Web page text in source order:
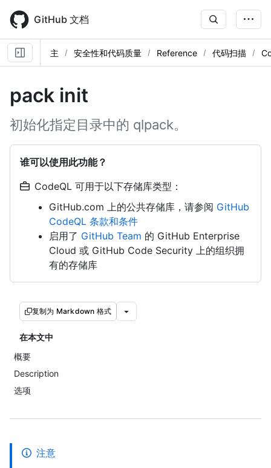
main
content
GitHub 文档
主 安全性和代码质量 Reference 代码扫描
pack init
初始化指定目录中的 qlpack。
谁可以使用此功能？
CodeQL 可用于以下存储库类型：
GitHub.com 上的公共存储库，请参阅 GitHub
CodeQL 条款和条件
启用了 GitHub Team 的 GitHub Enterprise
Cloud 或 GitHub Code Security 上的组织拥
有的存储库
复制为 Markdown 格式
在本文中
概要
Description
选项
注意